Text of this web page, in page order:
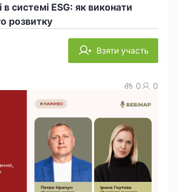
системі ESG: як виконати
розвитку
Взяти участь
0 0